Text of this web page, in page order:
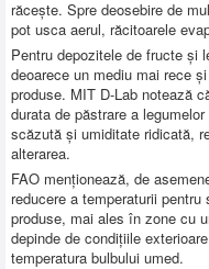
răcește. Spre deosebire de
pot usca aerul, răcitoarele
Pentru depozitele de fructe și
deoarece un mediu mai rece
produse. MIT D-Lab notează
durata de păstrare a
scăzută și umiditate ridicată,
alterarea.
FAO menționează, de
reducere a temperaturii
produse, mai ales în zone cu
depinde de condițiile
temperatura bulbului umed.